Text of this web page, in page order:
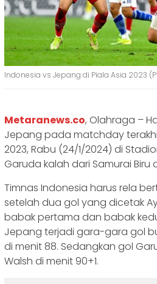
Indonesia vs Jepang di Piala Asia 2023
Metaranews.co, Olahraga –
Jepang pada matchday
2023, Rabu (24/1/2024) di
Garuda kalah dari Samurai Biru
Timnas Indonesia harus rela
setelah dua gol yang dicetak
babak pertama dan babak
Jepang terjadi gara-gara gol
di menit 88. Sedangkan gol
Walsh di menit 90+1.